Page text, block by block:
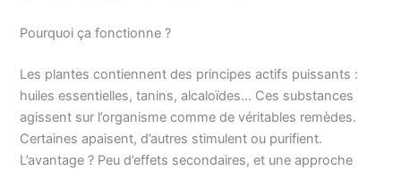
Pourquoi ça fonctionne ?
Les plantes contiennent des principes actifs puissants :
huiles essentielles, tanins, alcaloïdes… Ces substances
agissent sur l’organisme comme de véritables remèdes.
Certaines apaisent, d’autres stimulent ou purifient.
L’avantage ? Peu d’effets secondaires, et une approche